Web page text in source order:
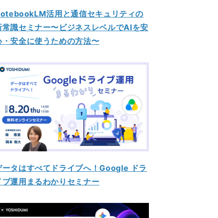
活用と通信セキュリティの
常識セミナー〜ビジネスレベルでAIを安
・安全に使うための方法〜
ータはすべてドライブへ！Google ドラ
ブ運用まるわかりセミナー